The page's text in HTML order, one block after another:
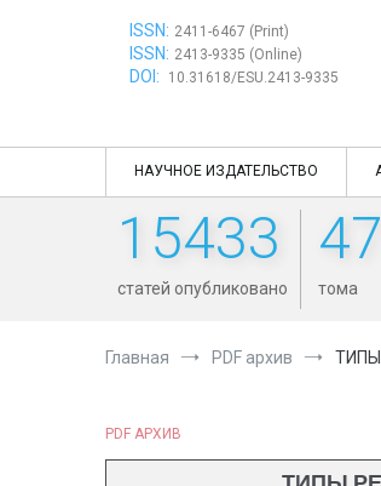
ISSN: 2411-6467 (Print)
ISSN: 2413-9335 (Online)
DOI: 10.31618/ESU.2413-9335
НАУЧНОЕ ИЗДАТЕЛЬСТВО
15433
статей опубликовано тома
Главная PDF архив
PDF АРХИВ